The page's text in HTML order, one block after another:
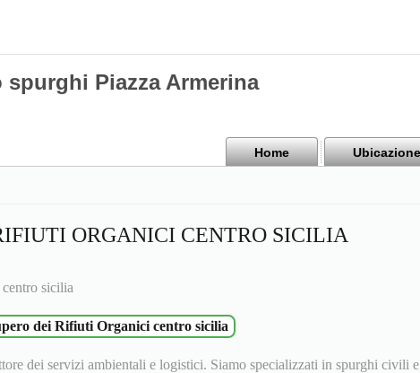
Piazza Armerina
Home Ubicazione
ORGANICI CENTRO SICILIA
sicilia
dei Rifiuti Organici centro sicilia
dei servizi ambientali e logistici. Siamo specializzati in spurghi civili e